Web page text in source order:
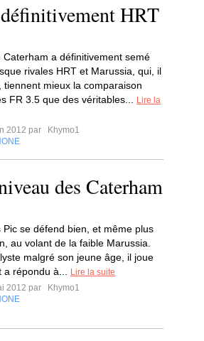
HRT
Caterham a définitivement semé
rivales HRT et Marussia, qui, il
tiennent mieux la comparaison
FR 3.5 que des véritables...
Lire la
2012 par
Khymo1
des Caterham
Pic se défend bien, et même plus
au volant de la faible Marussia.
malgré son jeune âge, il joue
a répondu à...
Lire la suite
2012 par
Khymo1